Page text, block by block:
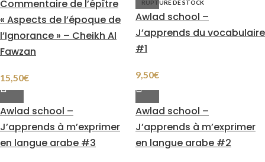
Commentaire de l’épître
« Aspects de l’époque de
l’Ignorance » – Cheikh Al
Fawzan
15,50€
RUPTURE DE STOCK
Awlad school –
J’apprends du vocabulaire
#1
9,50€
Awlad school –
J’apprends à m’exprimer
en langue arabe #3
Awlad school –
J’apprends à m’exprimer
en langue arabe #2